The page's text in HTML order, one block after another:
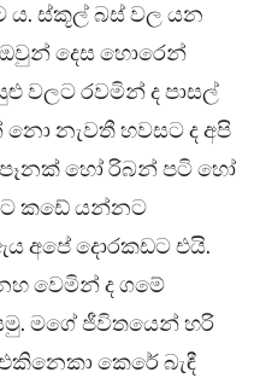
ය. ස්කූල් බස් වල යන
දෙස හොරෙන්
වලට රවමින් ද පාසල්
නො නැවතී හවසට ද අපි
හෝ රිබන් පටි හෝ
කඩේ යන්නට
අපේ දොරකඩට එයි.
වෙමින් ද ගමේ
මගේ ජීවිතයෙන් හරි
කෙරේ බැඳී